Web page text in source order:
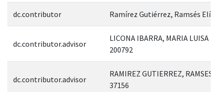
dc.contributor Ramírez Gutiérrez, Ramsés Elías
dc.contributor.advisor
LICONA IBARRA, MARIA LUISA
200792
dc.contributor.advisor
RAMIREZ GUTIERREZ, RAMSES
37156